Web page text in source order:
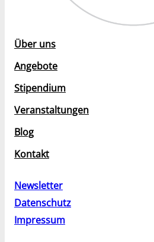
Über uns
Angebote
Stipendium
Veranstaltungen
Blog
Kontakt
Newsletter
Datenschutz
Impressum